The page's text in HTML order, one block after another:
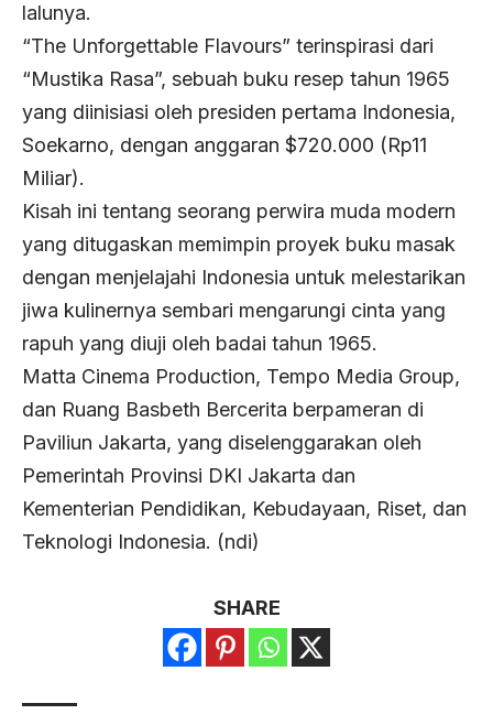
lalunya.
“The Unforgettable Flavours” terinspirasi dari
“Mustika Rasa”, sebuah buku resep tahun 1965
yang diinisiasi oleh presiden pertama Indonesia,
Soekarno, dengan anggaran $720.000 (Rp11
Miliar).
Kisah ini tentang seorang perwira muda modern
yang ditugaskan memimpin proyek buku masak
dengan menjelajahi Indonesia untuk melestarikan
jiwa kulinernya sembari mengarungi cinta yang
rapuh yang diuji oleh badai tahun 1965.
Matta Cinema Production, Tempo Media Group,
dan Ruang Basbeth Bercerita berpameran di
Paviliun Jakarta, yang diselenggarakan oleh
Pemerintah Provinsi DKI Jakarta dan
Kementerian Pendidikan, Kebudayaan, Riset, dan
Teknologi Indonesia. (ndi)
SHARE